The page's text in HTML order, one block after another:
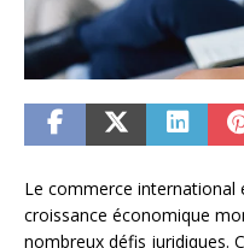
Le commerce international
croissance économique
nombreux défis juridiques.